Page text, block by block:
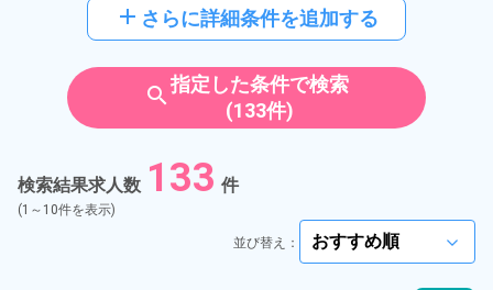
選択してください
雇用形態 派遣社員
紹介予定派遣
契約社員
add さらに詳細条件を追加する
search指定した条件で検索
(133件)
検索結果求人数 133 件
(1～10件を表示)
並び替え： arrow_forward_ios